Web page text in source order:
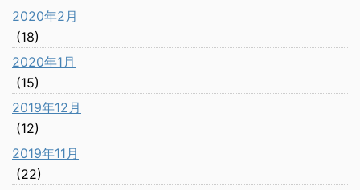
2020年2月
(18)
2020年1月
(15)
2019年12月
(12)
2019年11月
(22)